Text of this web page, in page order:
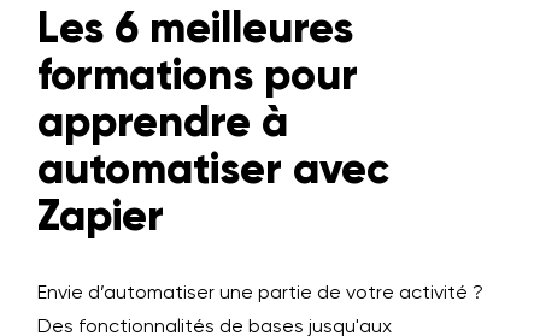
Les 6 meilleures
formations pour
apprendre à
automatiser avec
Zapier
Envie d’automatiser une partie de votre activité ?
Des fonctionnalités de bases jusqu'aux